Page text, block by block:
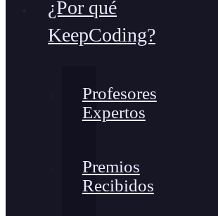
¿Por qué
KeepCoding?
Profesores
Expertos
Premios
Recibidos